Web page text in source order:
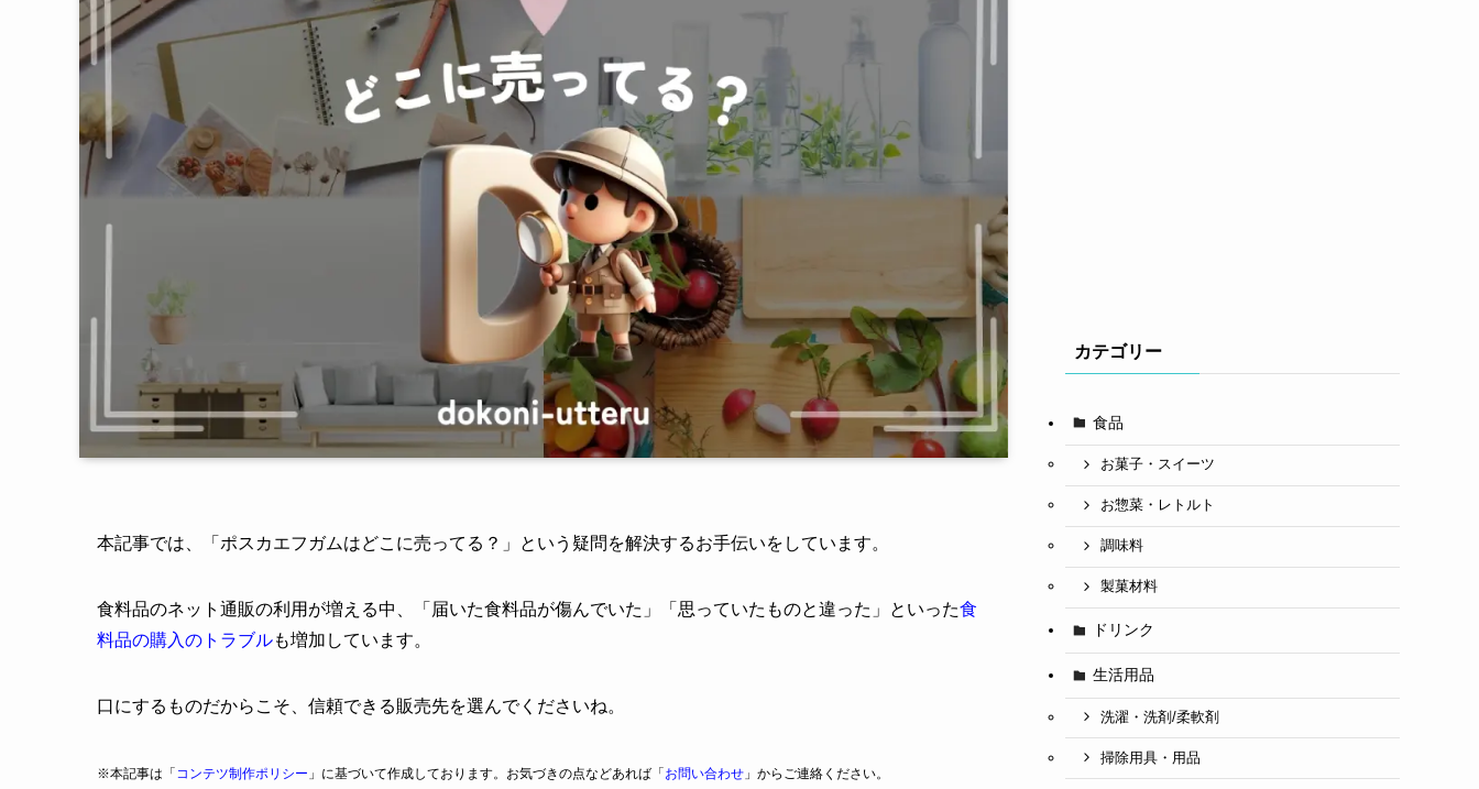
本記事では、「ポスカエフガムはどこに売ってる？」という疑問を解決するお手伝いをしています。
食料品のネット通販の利用が増える中、「届いた食料品が傷んでいた」「思っていたものと違った」といった食
料品の購入のトラブルも増加しています。
口にするものだからこそ、信頼できる販売先を選んでくださいね。
※本記事は「 コンテツ制作ポリシー 」に基づいて作成しております。お気づきの点などあれば「 お問い合わせ 」からご連絡ください。
カテゴリー
食品
お菓子・スイーツ
お惣菜・レトルト
調味料
製菓材料
ドリンク
生活用品
洗濯・洗剤/柔軟剤
掃除用具・用品